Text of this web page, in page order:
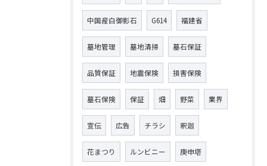
中国産白御影石 G614 福建省
墓地管理 墓地清掃 墓石保証
品質保証 地震保険 損害保険
墓石保険 保証 畑 野菜 業界
宣伝 広告 チラシ 釈迦
花まつり ルンビニー 庚申塔